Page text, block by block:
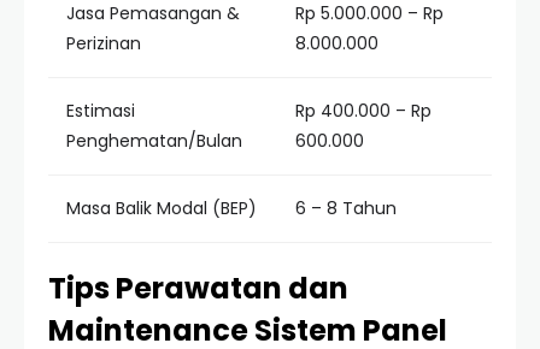
Jasa Pemasangan &
Perizinan
Rp 5.000.000 – Rp
8.000.000
Estimasi
Penghematan/Bulan
Rp 400.000 – Rp
600.000
Masa Balik Modal (BEP) 6 – 8 Tahun
Tips Perawatan dan
Maintenance Sistem Panel